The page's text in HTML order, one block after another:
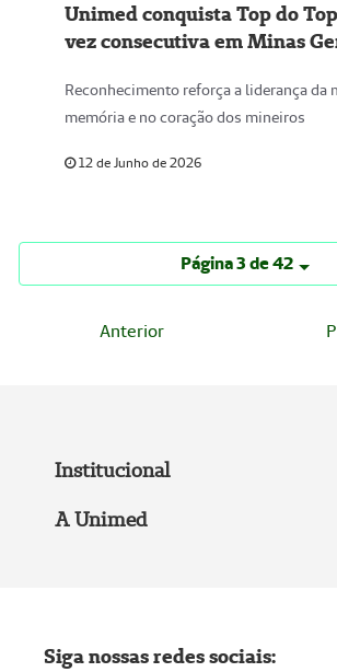
Unimed conquista Top do
vez consecutiva em Minas
Reconhecimento reforça a liderança da
memória e no coração dos mineiros
12 de Junho de 2026
Página 3 de 42
Anterior
Institucional
A Unimed
Siga nossas redes sociais: